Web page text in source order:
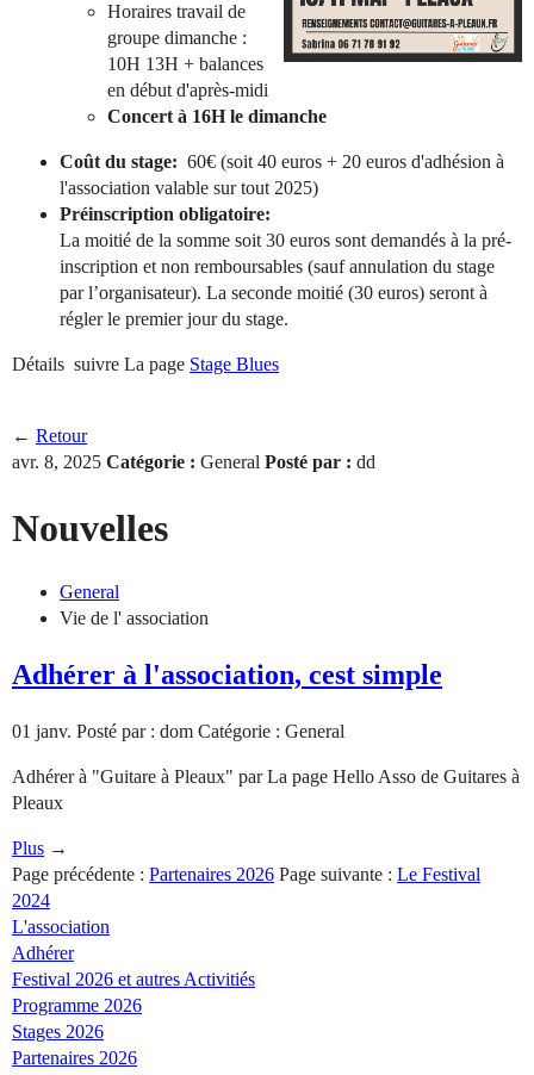
Horaires travail de
groupe dimanche :
10H 13H + balances
en début d'après-midi
Concert à 16H le dimanche
Coût du stage: 60€ (soit 40 euros + 20 euros d'adhésion à
l'association valable sur tout 2025)
Préinscription obligatoire:
La moitié de la somme soit 30 euros sont demandés à la pré-
inscription et non remboursables (sauf annulation du stage
par l’organisateur). La seconde moitié (30 euros) seront à
régler le premier jour du stage.
Détails suivre La page Stage Blues
← Retour
avr. 8, 2025 Catégorie : General Posté par : dd
Nouvelles
General
Vie de l' association
Adhérer à l'association, cest simple
01 janv. Posté par : dom Catégorie : General
Adhérer à "Guitare à Pleaux" par La page Hello Asso de Guitares à
Pleaux
Plus →
Page précédente : Partenaires 2026 Page suivante : Le Festival
2024
L'association
Adhérer
Festival 2026 et autres Activitiés
Programme 2026
Stages 2026
Partenaires 2026